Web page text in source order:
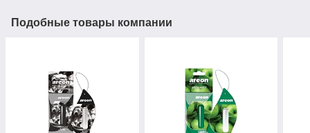
Подобные товары компании